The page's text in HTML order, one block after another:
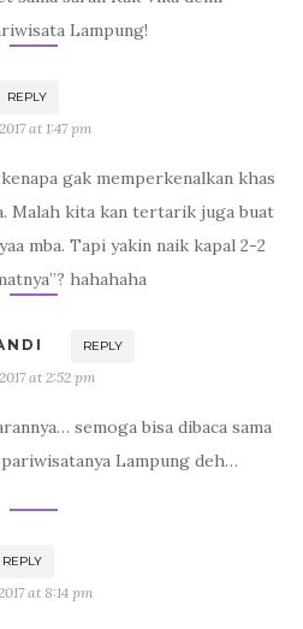
Lampung!
REPLY
at 1:47 pm
gak memperkenalkan khas
Malah kita kan tertarik juga buat
mba. Tapi yakin naik kapal 2-2
hahahaha
REPLY
at 2:52 pm
semoga bisa dibaca sama
Lampung deh…
REPLY
at 8:14 pm